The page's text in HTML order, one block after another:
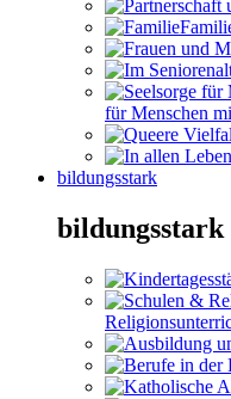
für Menschen
bildungsstark
bildungsstark